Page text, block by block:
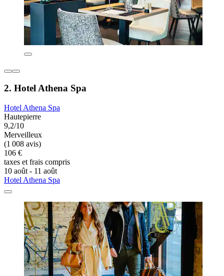
2. Hotel Athena Spa
Hotel Athena Spa
Hautepierre
9,2/10
Merveilleux
(1 008 avis)
106 €
taxes et frais compris
10 août - 11 août
Hotel Athena Spa